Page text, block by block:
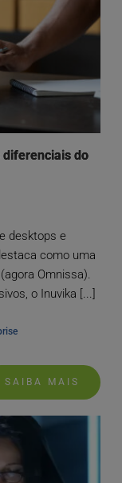
diferenciais do
desktops e
como uma
Omnissa).
o Inuvika [...]
SAIBA MAIS